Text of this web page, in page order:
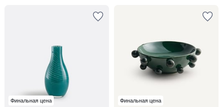
Финальная цена Финальная цена